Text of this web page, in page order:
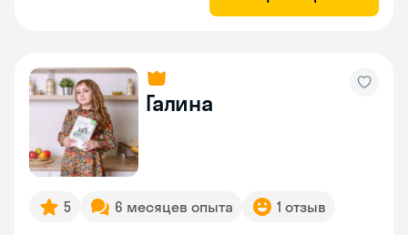
Галина
5 6 месяцев опыта 1 отзыв